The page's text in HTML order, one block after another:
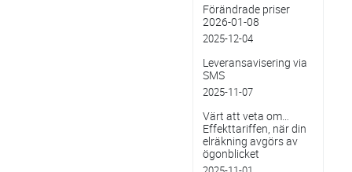
Förändrade priser
2026-01-08
2025-12-04
Leveransavisering via
SMS
2025-11-07
Värt att veta om…
Effekttariffen, när din
elräkning avgörs av
ögonblicket